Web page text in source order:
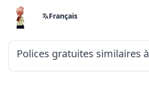
Français
Polices gratuites similaires à